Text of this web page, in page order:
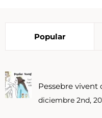
Popular
Pessebre vivent
diciembre 2nd,